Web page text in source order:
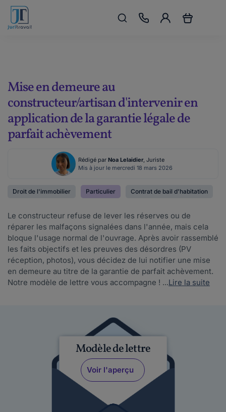
Modèle de lettre
Voir l'aperçu
Mise en demeure au
constructeur/artisan d'intervenir en
application de la garantie légale de
parfait achèvement
Rédigé par Noa Lelaidier, Juriste
Mis à jour le mercredi 18 mars 2026
Droit de l'immobilier Particulier Contrat de bail d'habitation
Le constructeur refuse de lever les réserves ou de
réparer les malfaçons signalées dans l'année, mais cela
bloque l'usage normal de l'ouvrage. Après avoir rassemblé
les faits objectifs et les preuves des désordres (PV
réception, photos), vous décidez de lui notifier une mise
en demeure au titre de la garantie de parfait achèvement.
Notre modèle de lettre vous accompagne ! ...Lire la suite